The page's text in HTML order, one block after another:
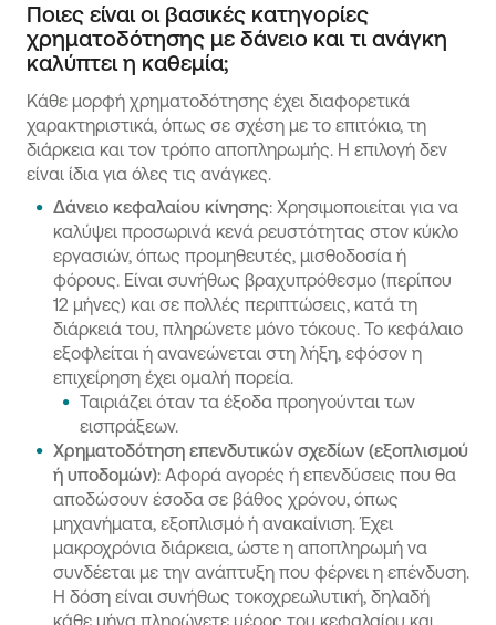
Ποιες είναι οι βασικές κατηγορίες
χρηματοδότησης με δάνειο και τι ανάγκη
καλύπτει η καθεμία;
Κάθε μορφή χρηματοδότησης έχει διαφορετικά
χαρακτηριστικά, όπως σε σχέση με το επιτόκιο, τη
διάρκεια και τον τρόπο αποπληρωμής. Η επιλογή δεν
είναι ίδια για όλες τις ανάγκες.
Δάνειο κεφαλαίου κίνησης: Χρησιμοποιείται για να
καλύψει προσωρινά κενά ρευστότητας στον κύκλο
εργασιών, όπως προμηθευτές, μισθοδοσία ή
φόρους. Είναι συνήθως βραχυπρόθεσμο (περίπου
12 μήνες) και σε πολλές περιπτώσεις, κατά τη
διάρκειά του, πληρώνετε μόνο τόκους. Το κεφάλαιο
εξοφλείται ή ανανεώνεται στη λήξη, εφόσον η
επιχείρηση έχει ομαλή πορεία.
Ταιριάζει όταν τα έξοδα προηγούνται των
εισπράξεων.
Χρηματοδότηση επενδυτικών σχεδίων (εξοπλισμού
ή υποδομών): Αφορά αγορές ή επενδύσεις που θα
αποδώσουν έσοδα σε βάθος χρόνου, όπως
μηχανήματα, εξοπλισμό ή ανακαίνιση. Έχει
μακροχρόνια διάρκεια, ώστε η αποπληρωμή να
συνδέεται με την ανάπτυξη που φέρνει η επένδυση.
Η δόση είναι συνήθως τοκοχρεωλυτική, δηλαδή
κάθε μήνα πληρώνετε μέρος του κεφαλαίου και